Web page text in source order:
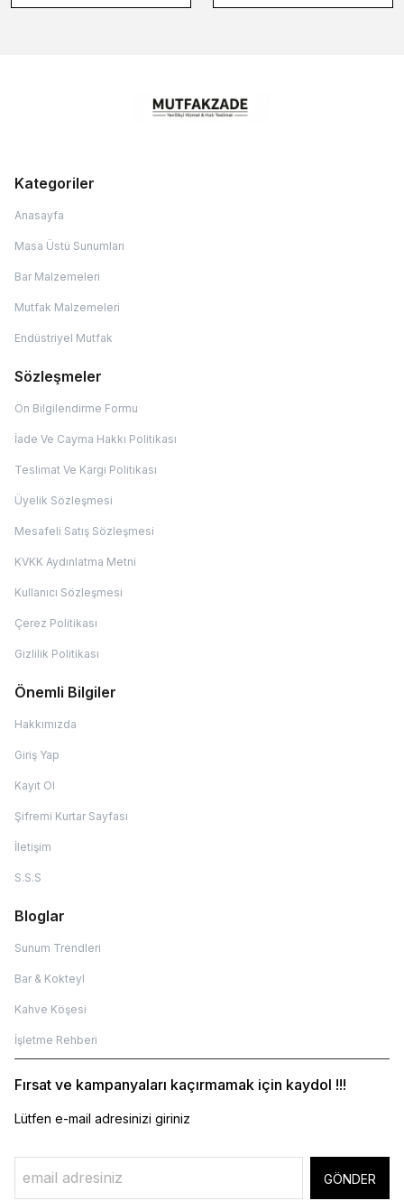
Kategoriler
Anasayfa
Masa Üstü Sunumları
Bar Malzemeleri
Mutfak Malzemeleri
Endüstriyel Mutfak
Sözleşmeler
Ön Bilgilendirme Formu
İade Ve Cayma Hakkı Politikası
Teslimat Ve Kargı Politikası
Üyelik Sözleşmesi
Mesafeli Satış Sözleşmesi
KVKK Aydınlatma Metni
Kullanıcı Sözleşmesi
Çerez Politikası
Gizlilik Politikası
Önemli Bilgiler
Hakkımızda
Giriş Yap
Kayıt Ol
Şifremi Kurtar Sayfası
İletişim
S.S.S
Bloglar
Sunum Trendleri
Bar & Kokteyl
Kahve Köşesi
İşletme Rehberi
Fırsat ve kampanyaları kaçırmamak için kaydol !!!
Lütfen e-mail adresinizi giriniz
GÖNDER